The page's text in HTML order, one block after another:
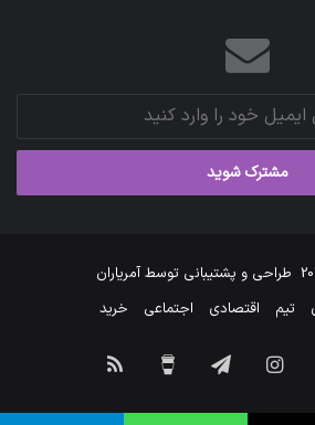
طراحی و پشتیبانی توسطآمریاران
تیم اقتصادی اجتماعی خرید
اینستاگرامتلگرام
من
خوراک